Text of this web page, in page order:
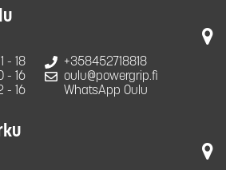
11 - 18
- 16
- 16
+358452718818
oulu@powergrip.fi
WhatsApp Oulu